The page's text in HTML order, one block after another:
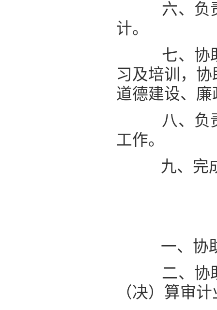
六、 负
计。
七、 协
习及培训，
道德建设、
八、 负
工作。
九、 完
一、 协
二、 协
（决）算审